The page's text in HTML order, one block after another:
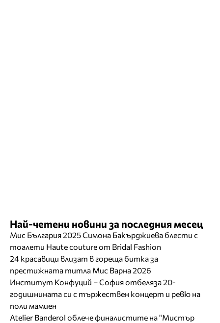
Най-четени новини за последния месец
Мис България 2025 Симона Бакърджиева блести с
тоалети Haute couture от Bridal Fashion
24 красавици влизат в гореща битка за
престижната титла Мис Варна 2026
Институт Конфуций – София отбеляза 20-
годишнината си с тържествен концерт и ревю на
поли мамиен
Atelier Banderol облече финалистите на "Мистър